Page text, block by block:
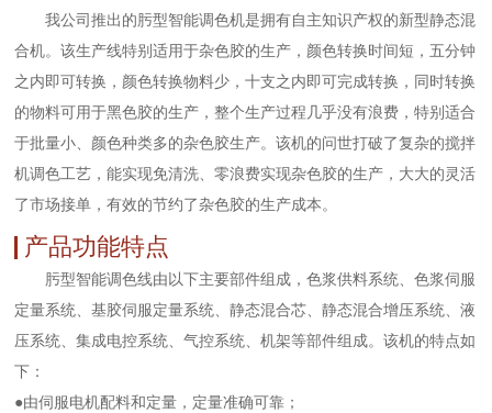
我公司推出的肟型智能调色机是拥有自主知识产权的新型静态混
合机。该生产线特别适用于杂色胶的生产，颜色转换时间短，五分钟
之内即可转换，颜色转换物料少，十支之内即可完成转换，同时转换
的物料可用于黑色胶的生产，整个生产过程几乎没有浪费，特别适合
于批量小、颜色种类多的杂色胶生产。该机的问世打破了复杂的搅拌
机调色工艺，能实现免清洗、零浪费实现杂色胶的生产，大大的灵活
了市场接单，有效的节约了杂色胶的生产成本。
产品功能特点
肟型智能调色线由以下主要部件组成，色浆供料系统、色浆伺服
定量系统、基胶伺服定量系统、静态混合芯、静态混合增压系统、液
压系统、集成电控系统、气控系统、机架等部件组成。该机的特点如
下：
●由伺服电机配料和定量，定量准确可靠；